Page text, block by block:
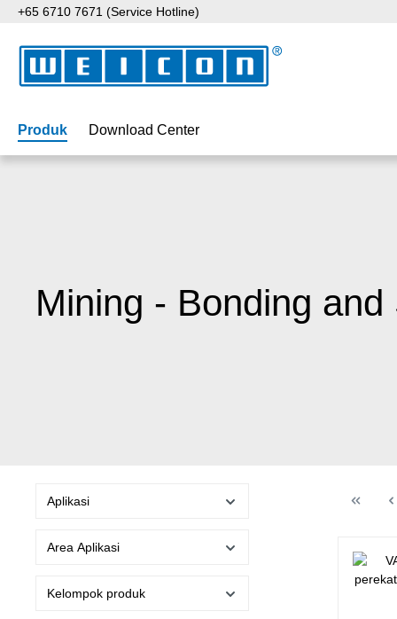
ke konten utama
Lewati ke pencarian
Lewati ke navigasi utama
+65 6710 7671 (Service Hotline)
Produk Download Center
Mining - Bonding and
Aplikasi
Area Aplikasi
Kelompok produk